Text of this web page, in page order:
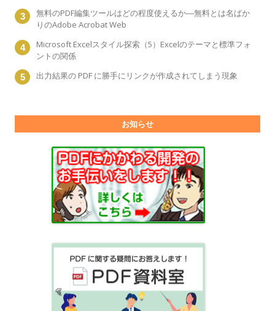
無料のPDF編集ツールはどの程度使えるか―無料とは名ばか
りのAdobe Acrobat Web
Microsoft Excelスタイル探索（5）Excelのテーマと標準フォ
ントの関係
出力結果の PDF に勝手にリンクが作成されてしまう現象
お知らせ